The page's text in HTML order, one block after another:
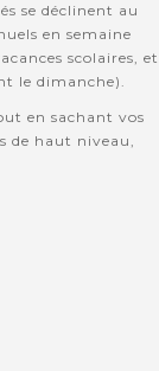
se déclinent au
en semaine
scolaires, et
le dimanche).
en sachant vos
de haut niveau,